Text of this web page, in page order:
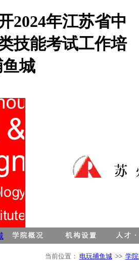
2024年江苏省中
技能考试工作培
城
当前位置： 电玩捕鱼城>> 学